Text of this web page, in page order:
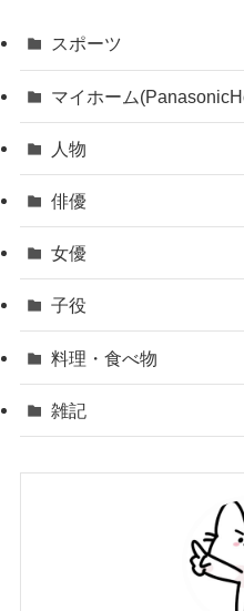
スポーツ
マイホーム
人物
俳優
女優
子役
料理・食べ物
雑記